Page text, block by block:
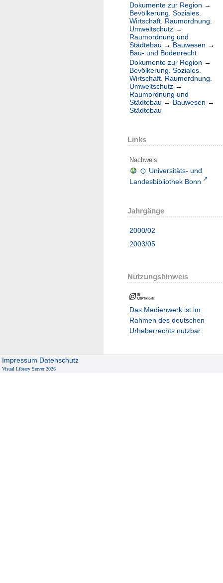
Dokumente zur Region →
Bevölkerung. Soziales.
Wirtschaft. Raumordnung.
Umweltschutz →
Raumordnung und
Städtebau → Bauwesen →
Bau- und Bodenrecht
Dokumente zur Region →
Bevölkerung. Soziales.
Wirtschaft. Raumordnung.
Umweltschutz →
Raumordnung und
Städtebau → Bauwesen →
Städtebau
Links
Nachweis
Universitäts- und
Landesbibliothek Bonn
Jahrgänge
2000/02
2003/05
Nutzungshinweis
Das Medienwerk ist im
Rahmen des deutschen
Urheberrechts nutzbar.
Impressum Datenschutz
Visual Library Server 2026